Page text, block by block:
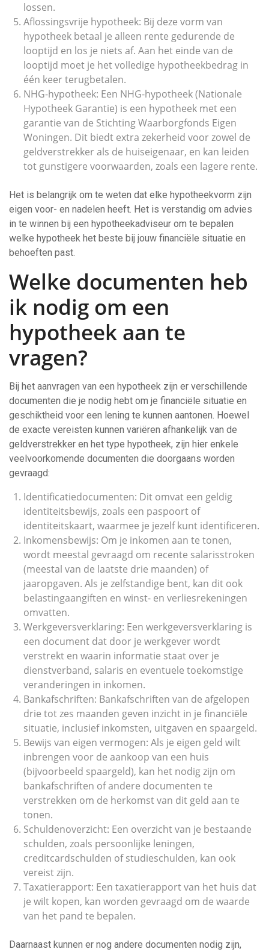
lossen.
Aflossingsvrije hypotheek: Bij deze vorm van
hypotheek betaal je alleen rente gedurende de
looptijd en los je niets af. Aan het einde van de
looptijd moet je het volledige hypotheekbedrag in
één keer terugbetalen.
NHG-hypotheek: Een NHG-hypotheek (Nationale
Hypotheek Garantie) is een hypotheek met een
garantie van de Stichting Waarborgfonds Eigen
Woningen. Dit biedt extra zekerheid voor zowel de
geldverstrekker als de huiseigenaar, en kan leiden
tot gunstigere voorwaarden, zoals een lagere rente.
Het is belangrijk om te weten dat elke hypotheekvorm zijn
eigen voor- en nadelen heeft. Het is verstandig om advies
in te winnen bij een hypotheekadviseur om te bepalen
welke hypotheek het beste bij jouw financiële situatie en
behoeften past.
Welke documenten heb
ik nodig om een
hypotheek aan te
vragen?
Bij het aanvragen van een hypotheek zijn er verschillende
documenten die je nodig hebt om je financiële situatie en
geschiktheid voor een lening te kunnen aantonen. Hoewel
de exacte vereisten kunnen variëren afhankelijk van de
geldverstrekker en het type hypotheek, zijn hier enkele
veelvoorkomende documenten die doorgaans worden
gevraagd:
Identificatiedocumenten: Dit omvat een geldig
identiteitsbewijs, zoals een paspoort of
identiteitskaart, waarmee je jezelf kunt identificeren.
Inkomensbewijs: Om je inkomen aan te tonen,
wordt meestal gevraagd om recente salarisstroken
(meestal van de laatste drie maanden) of
jaaropgaven. Als je zelfstandige bent, kan dit ook
belastingaangiften en winst- en verliesrekeningen
omvatten.
Werkgeversverklaring: Een werkgeversverklaring is
een document dat door je werkgever wordt
verstrekt en waarin informatie staat over je
dienstverband, salaris en eventuele toekomstige
veranderingen in inkomen.
Bankafschriften: Bankafschriften van de afgelopen
drie tot zes maanden geven inzicht in je financiële
situatie, inclusief inkomsten, uitgaven en spaargeld.
Bewijs van eigen vermogen: Als je eigen geld wilt
inbrengen voor de aankoop van een huis
(bijvoorbeeld spaargeld), kan het nodig zijn om
bankafschriften of andere documenten te
verstrekken om de herkomst van dit geld aan te
tonen.
Schuldenoverzicht: Een overzicht van je bestaande
schulden, zoals persoonlijke leningen,
creditcardschulden of studieschulden, kan ook
vereist zijn.
Taxatierapport: Een taxatierapport van het huis dat
je wilt kopen, kan worden gevraagd om de waarde
van het pand te bepalen.
Daarnaast kunnen er nog andere documenten nodig zijn,